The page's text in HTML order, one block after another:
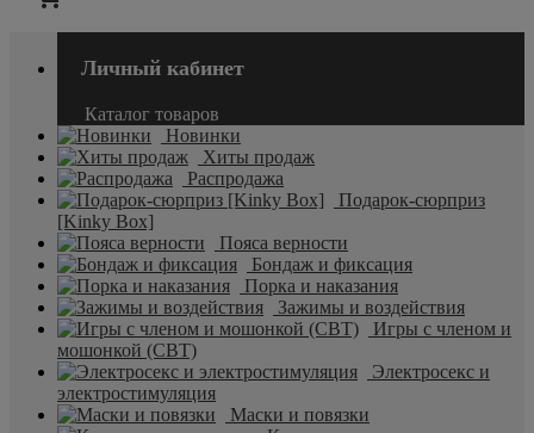
Личный кабинет
Каталог товаров
Новинки
Хиты продаж
Распродажа
Подарок-сюрприз
[Kinky Box]
Пояса верности
Бондаж и фиксация
Порка и наказания
Зажимы и воздействия
Игры с членом и
мошонкой (CBT)
Электросекс и
электростимуляция
Маски и повязки